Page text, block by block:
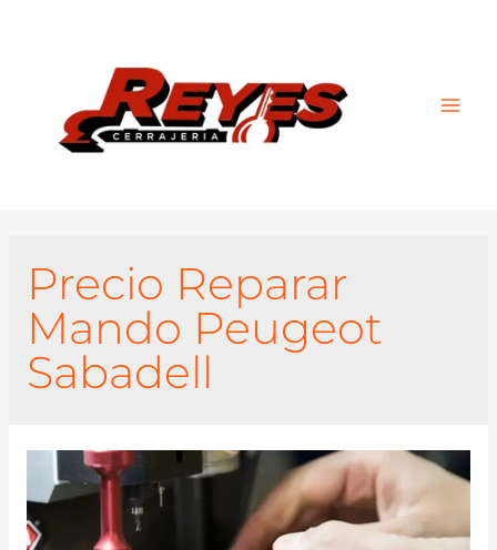
Precio Reparar
Mando Peugeot
Sabadell